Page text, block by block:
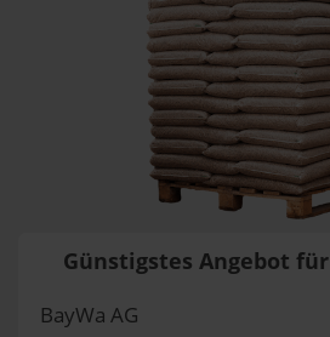
Günstigstes Angebot für
BayWa AG